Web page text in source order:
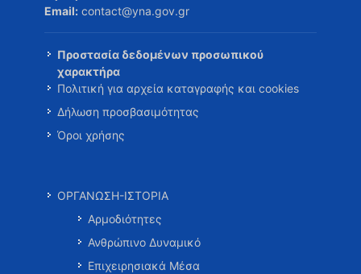
Email: contact@yna.gov.gr
Προστασία δεδομένων προσωπικού
χαρακτήρα
Πολιτική για αρχεία καταγραφής και cookies
Δήλωση προσβασιμότητας
Όροι χρήσης
ΟΡΓΑΝΩΣΗ-ΙΣΤΟΡΙΑ
Αρμοδιότητες
Ανθρώπινο Δυναμικό
Επιχειρησιακά Μέσα